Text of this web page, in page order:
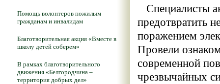
Помощь волонтеров пожилым
гражданам и инвалидам
Благотворительная акция «Вместе в
школу детей соберем»
В рамках благотворительного
движения «Белгородчина –
территория добрых дел»
Специалисты
предотвратить
поражением
Провели
современной
чрезвычайных